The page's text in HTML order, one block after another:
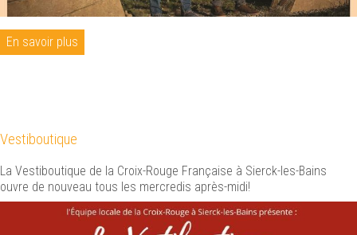
En savoir plus
Vestiboutique
La Vestiboutique de la Croix-Rouge Française à Sierck-les-Bains
ouvre de nouveau tous les mercredis après-midi!